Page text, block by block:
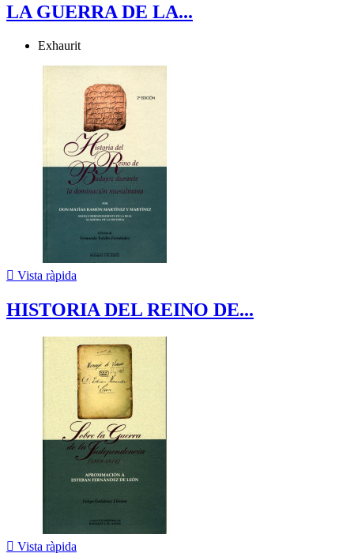
LA GUERRA DE LA...
Exhaurit
 Vista ràpida
HISTORIA DEL REINO DE...
 Vista ràpida